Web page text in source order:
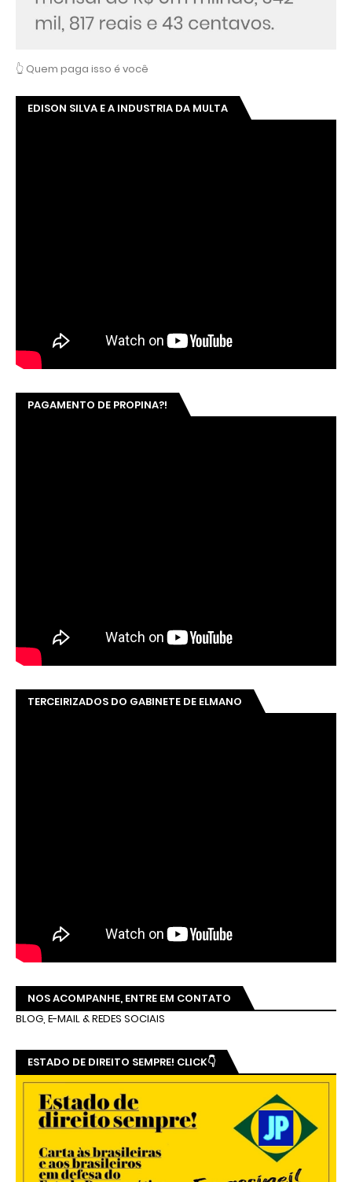
👆 Quem paga isso é você
EDISON SILVA E A INDUSTRIA DA MULTA
PAGAMENTO DE PROPINA?!
TERCEIRIZADOS DO GABINETE DE ELMANO
NOS ACOMPANHE, ENTRE EM CONTATO
BLOG, E-MAIL & REDES SOCIAIS
ESTADO DE DIREITO SEMPRE! CLICK👇